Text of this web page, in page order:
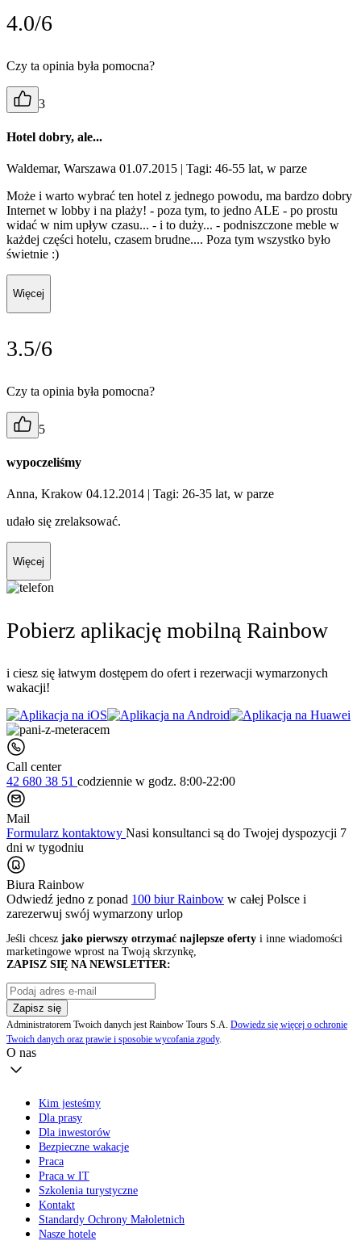
4.0/6
Czy ta opinia była pomocna?
3
Hotel dobry, ale...
Waldemar, Warszawa 01.07.2015 | Tagi: 46-55 lat, w parze
Może i warto wybrać ten hotel z jednego powodu, ma bardzo dobry
Internet w lobby i na plaży! - poza tym, to jedno ALE - po prostu
widać w nim upływ czasu... - i to duży... - podniszczone meble w
każdej części hotelu, czasem brudne.... Poza tym wszystko było
świetnie :)
Więcej
3.5/6
Czy ta opinia była pomocna?
5
wypoczeliśmy
Anna, Krakow 04.12.2014 | Tagi: 26-35 lat, w parze
udało się zrelaksować.
Więcej
Pobierz aplikację mobilną Rainbow
i ciesz się łatwym dostępem do ofert i rezerwacji wymarzonych
wakacji!
Call center
42 680 38 51 codziennie w godz. 8:00-22:00
Mail
Formularz kontaktowy Nasi konsultanci są do Twojej dyspozycji 7
dni w tygodniu
Biura Rainbow
Odwiedź jedno z ponad 100 biur Rainbow w całej Polsce i
zarezerwuj swój wymarzony urlop
Jeśli chcesz jako pierwszy otrzymać najlepsze oferty i inne wiadomości
marketingowe wprost na Twoją skrzynkę,
ZAPISZ SIĘ NA NEWSLETTER:
Zapisz się
Administratorem Twoich danych jest Rainbow Tours S.A. Dowiedz się więcej o ochronie
Twoich danych oraz prawie i sposobie wycofania zgody.
O nas
Kim jesteśmy
Dla prasy
Dla inwestorów
Bezpieczne wakacje
Praca
Praca w IT
Szkolenia turystyczne
Kontakt
Standardy Ochrony Małoletnich
Nasze hotele